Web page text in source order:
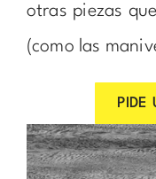
otras piezas
(como las
PIDE